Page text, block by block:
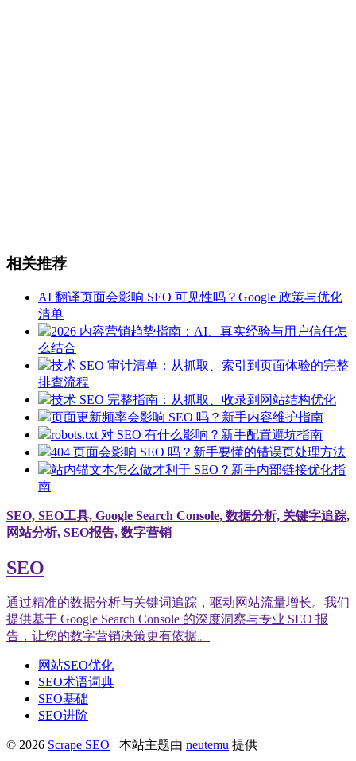
相关推荐
AI 翻译页面会影响 SEO 可见性吗？Google 政策与优化
清单
2026 内容营销趋势指南：AI、真实经验与用户信任怎
么结合
技术 SEO 审计清单：从抓取、索引到页面体验的完整
排查流程
技术 SEO 完整指南：从抓取、收录到网站结构优化
页面更新频率会影响 SEO 吗？新手内容维护指南
robots.txt 对 SEO 有什么影响？新手配置避坑指南
404 页面会影响 SEO 吗？新手要懂的错误页处理方法
站内锚文本怎么做才利于 SEO？新手内部链接优化指
南
SEO, SEO工具, Google Search Console, 数据分析, 关键字追踪,
网站分析, SEO报告, 数字营销
SEO
通过精准的数据分析与关键词追踪，驱动网站流量增长。我们
提供基于 Google Search Console 的深度洞察与专业 SEO 报
告，让您的数字营销决策更有依据。
网站SEO优化
SEO术语词典
SEO基础
SEO进阶
© 2026 Scrape SEO 本站主题由 neutemu 提供